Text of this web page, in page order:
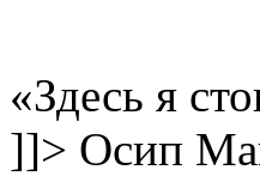
«Здесь я
]]> Осип